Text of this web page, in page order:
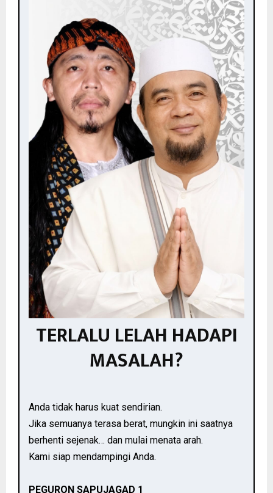
TERLALU LELAH HADAPI
MASALAH?
Anda tidak harus kuat sendirian.
Jika semuanya terasa berat, mungkin ini saatnya
berhenti sejenak… dan mulai menata arah.
Kami siap mendampingi Anda.
PEGURON SAPUJAGAD 1